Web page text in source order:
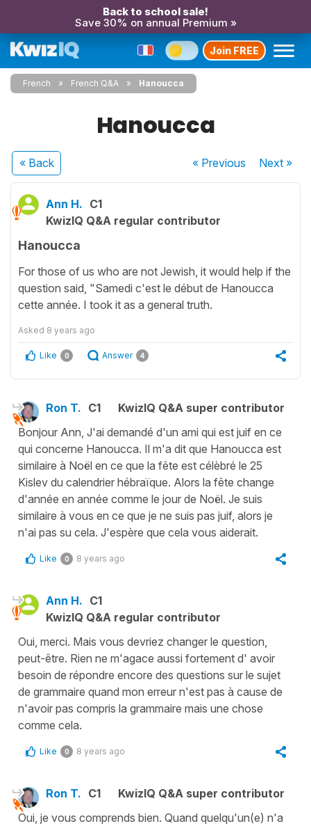
Back to school sale!
Save 30% on annual Premium »
Join FREE
French French Q&A Hanoucca
Hanoucca
« Back « Previous Next»
Ann H. C1
KwizIQ Q&A regular contributor
Hanoucca
For those of us who are not Jewish, it would help if the
question said, "Samedi c'est le début de Hanoucca
cette année. I took it as a general truth.
Asked 8 years ago
Like 0 Answer 4
Ron T. C1
KwizIQ Q&A super contributor
Bonjour Ann, J'ai demandé d'un ami qui est juif en ce
qui concerne Hanoucca. Il m'a dit que Hanoucca est
similaire à Noël en ce que la fête est célèbré le 25
Kislev du calendrier hébraïque. Alors la fête change
d'année en année comme le jour de Noël. Je suis
similaire à vous en ce que je ne suis pas juif, alors je
n'ai pas su cela. J'espère que cela vous aiderait.
Like 0 8 years ago
Ann H. C1
KwizIQ Q&A regular contributor
Oui, merci. Mais vous devriez changer le question,
peut-être. Rien ne m'agace aussi fortement d' avoir
besoin de répondre encore des questions sur le sujet
de grammaire quand mon erreur n'est pas à cause de
n'avoir pas compris la grammaire mais une chose
comme cela.
Like 0 8 years ago
Ron T. C1
KwizIQ Q&A super contributor
Oui, je vous comprends bien. Quand quelqu'un(e) n'a